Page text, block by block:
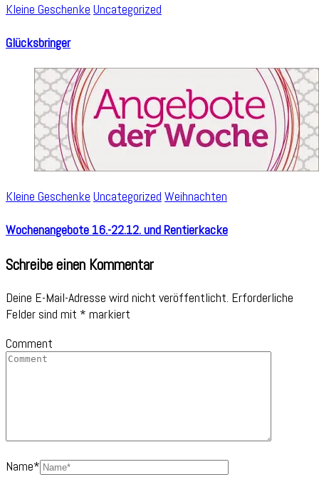
Kleine Geschenke Uncategorized
Glücksbringer
Kleine Geschenke Uncategorized Weihnachten
Wochenangebote 16.-22.12. und Rentierkacke
Schreibe einen Kommentar
Deine E-Mail-Adresse wird nicht veröffentlicht. Erforderliche
Felder sind mit * markiert
Comment
Name*